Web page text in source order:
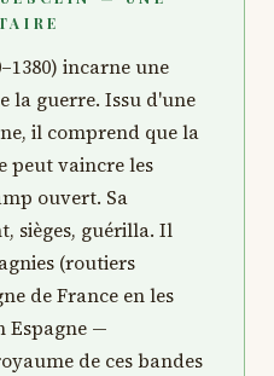
incarne une
la guerre. Issu d'une
il comprend que la
peut vaincre les
ouvert. Sa
sièges, guérilla. Il
(routiers
de France en les
Espagne —
de ces bandes